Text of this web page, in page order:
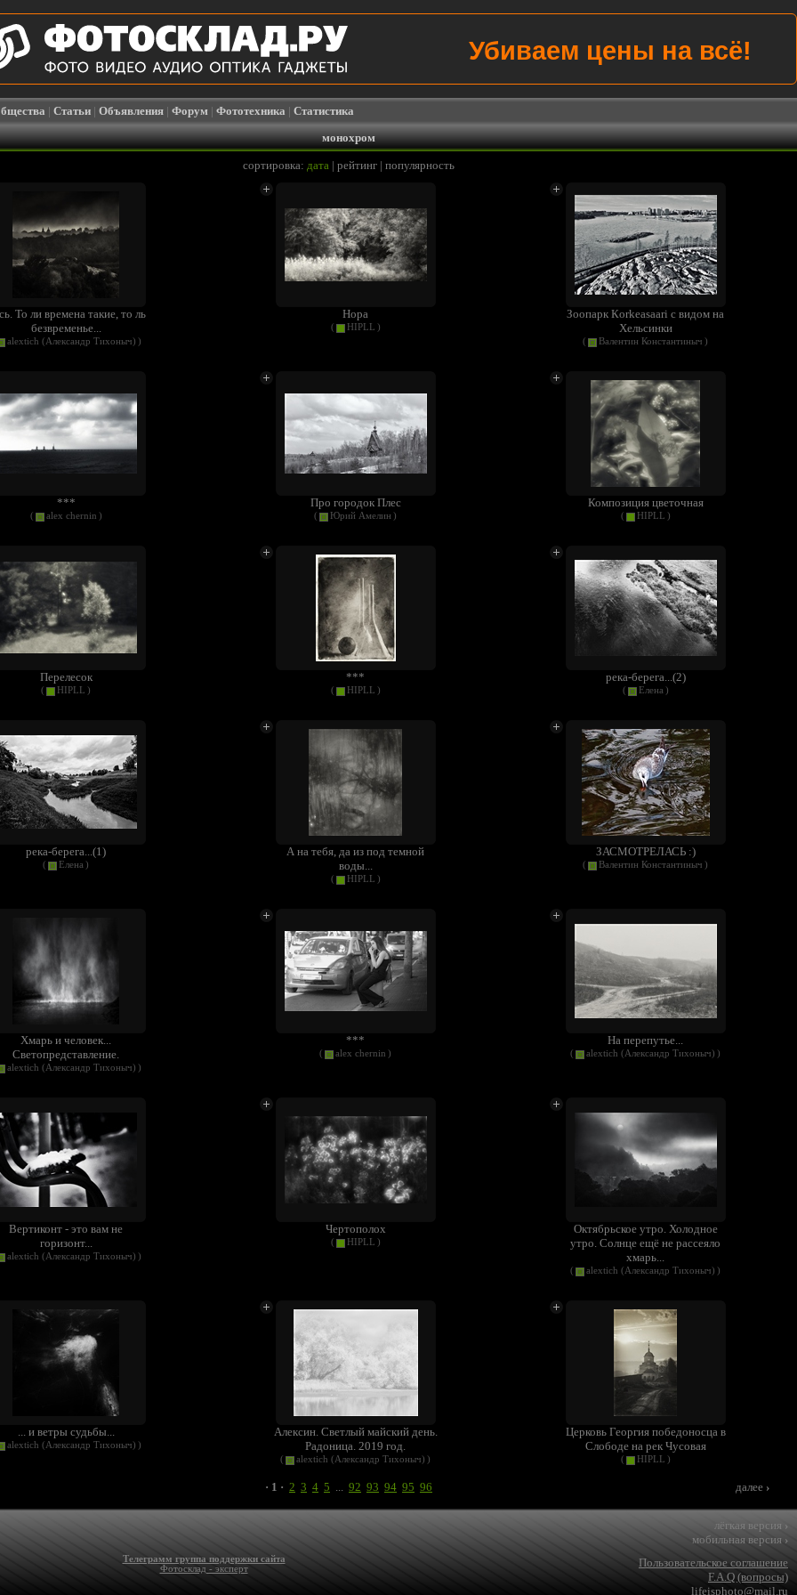
Убиваем цены на всё!
| Статьи | Объявления | Форум | Фототехника | Статистика
монохром
сортировка: дата | рейтинг | популярность
То ли времена такие, то ль
безвременье...
alextich (Александр Тихоныч) )
Нора
( HIPLL )
Зоопарк Кorkeasaari с видом на
Хельсинки
( Валентин Константиныч )
***
( alex chernin )
Про городок Плес
( Юрий Амелин )
Композиция цветочная
( HIPLL )
Перелесок
( HIPLL )
***
( HIPLL )
река-берега...(2)
( Елена )
река-берега...(1)
( Елена )
А на тебя, да из под темной
воды...
( HIPLL )
ЗАСМОТРЕЛАСЬ :)
( Валентин Константиныч )
Хмарь и человек...
Светопредставление.
alextich (Александр Тихоныч) )
***
( alex chernin )
На перепутье...
( alextich (Александр Тихоныч) )
Вертиконт - это вам не
горизонт...
alextich (Александр Тихоныч) )
Чертополох
( HIPLL )
Октябрьское утро. Холодное
утро. Солнце ещё не рассеяло
хмарь...
( alextich (Александр Тихоныч) )
... и ветры судьбы...
alextich (Александр Тихоныч) )
Алексин. Светлый майский день.
Радоница. 2019 год.
( alextich (Александр Тихоныч) )
Церковь Георгия победоносца в
Слободе на рек Чусовая
( HIPLL )
· 1 · 2 3 4 5 ... 92 93 94 95 96 далее ›
Телеграмм группа поддержки сайта
Фотосклад - эксперт
лёгкая версия ›
мобильная версия ›
Пользовательское соглашение
F.A.Q (вопросы)
lifeisphoto@mail.ru